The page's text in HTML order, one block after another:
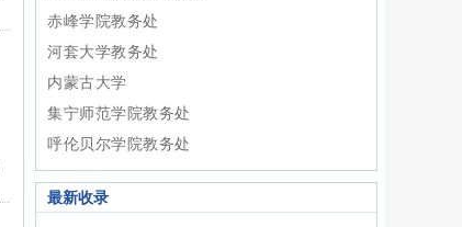
赤峰学院教务处
河套大学教务处
内蒙古大学
集宁师范学院教务处
呼伦贝尔学院教务处
最新收录